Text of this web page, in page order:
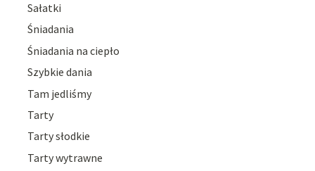
Sałatki
Śniadania
Śniadania na ciepło
Szybkie dania
Tam jedliśmy
Tarty
Tarty słodkie
Tarty wytrawne